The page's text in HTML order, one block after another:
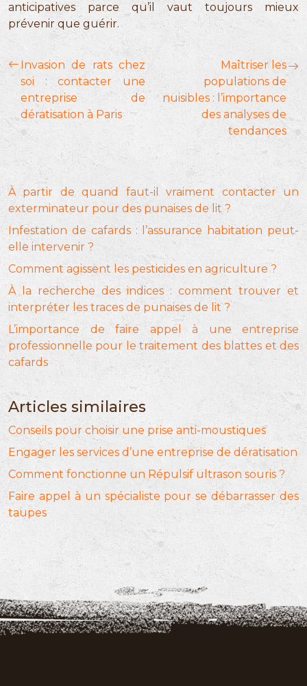
anticipatives parce qu’il vaut toujours mieux
prévenir que guérir.
Invasion de rats chez
soi : contacter une
entreprise de
dératisation à Paris
Maîtriser les
populations de
nuisibles : l’importance
des analyses de
tendances
À partir de quand faut-il vraiment contacter un
exterminateur pour des punaises de lit ?
Infestation de cafards : l’assurance habitation peut-
elle intervenir ?
Comment agissent les pesticides en agriculture ?
À la recherche des indices : comment trouver et
interpréter les traces de punaises de lit ?
L’importance de faire appel à une entreprise
professionnelle pour le traitement des blattes et des
cafards
Articles similaires
Conseils pour choisir une prise anti-moustiques
Engager les services d’une entreprise de dératisation
Comment fonctionne un Répulsif ultrason souris ?
Faire appel à un spécialiste pour se débarrasser des
taupes